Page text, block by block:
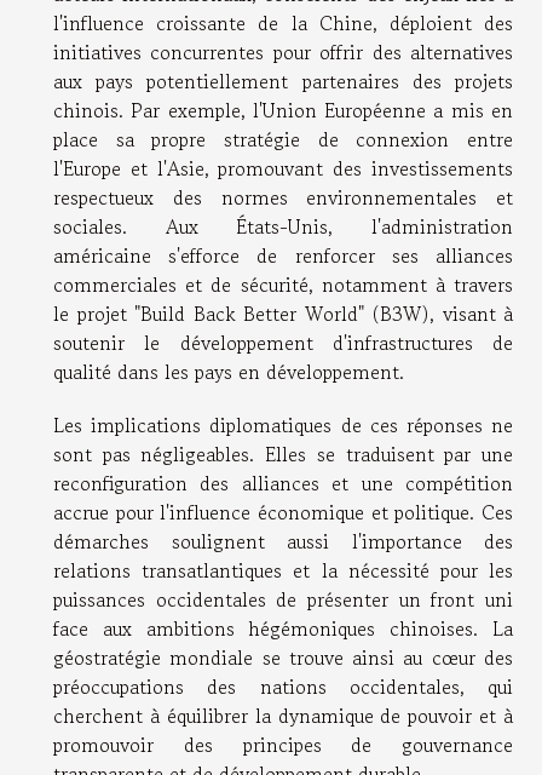
l'influence croissante de la Chine, déploient des
initiatives concurrentes pour offrir des alternatives
aux pays potentiellement partenaires des projets
chinois. Par exemple, l'Union Européenne a mis en
place sa propre stratégie de connexion entre
l'Europe et l'Asie, promouvant des investissements
respectueux des normes environnementales et
sociales. Aux États-Unis, l'administration
américaine s'efforce de renforcer ses alliances
commerciales et de sécurité, notamment à travers
le projet "Build Back Better World" (B3W), visant à
soutenir le développement d'infrastructures de
qualité dans les pays en développement.
Les implications diplomatiques de ces réponses ne
sont pas négligeables. Elles se traduisent par une
reconfiguration des alliances et une compétition
accrue pour l'influence économique et politique. Ces
démarches soulignent aussi l'importance des
relations transatlantiques et la nécessité pour les
puissances occidentales de présenter un front uni
face aux ambitions hégémoniques chinoises. La
géostratégie mondiale se trouve ainsi au cœur des
préoccupations des nations occidentales, qui
cherchent à équilibrer la dynamique de pouvoir et à
promouvoir des principes de gouvernance